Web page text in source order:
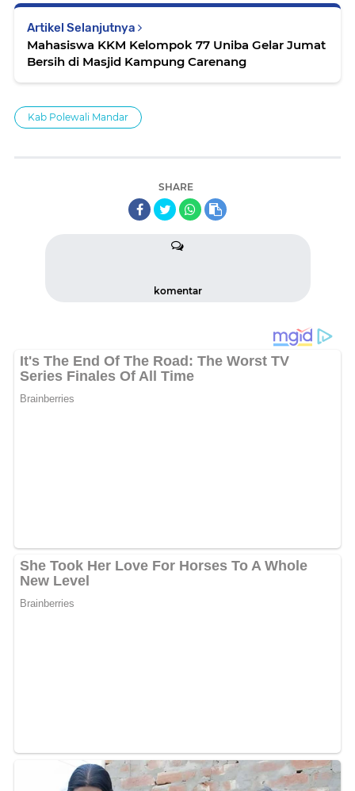
Artikel Selanjutnya
Mahasiswa KKM Kelompok 77 Uniba Gelar Jumat
Bersih di Masjid Kampung Carenang
Kab Polewali Mandar
SHARE
komentar